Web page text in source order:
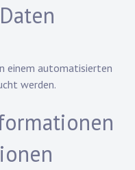
einem automatisierten
werden.